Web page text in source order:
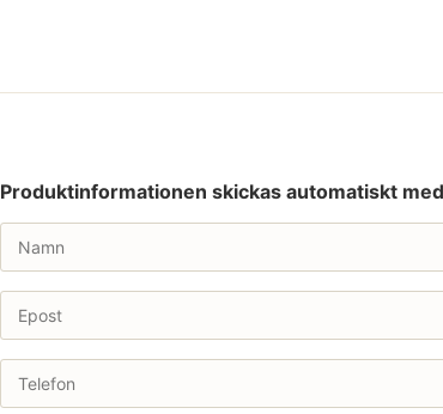
Produktinformationen skickas automatiskt